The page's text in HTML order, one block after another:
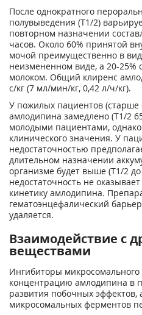
После однократного
полувыведения (T1/2)
повторном назначении
часов. Около 60% принятой
мочой преимущественно в
неизмененном виде, а 20-25%
молоком. Общий клиренс
с/кг (7 мл/мин/кг, 0,42 л/ч/кг).
У пожилых пациентов (старше
амлодипина замедлено (T1/2
молодыми пациентами,
клинического значения. У
недостаточностью
длительном назначении
организме будет выше (T1/2
недостаточность не
кинетику амлодипина.
гематоэнцефалический
удаляется.
Взаимодействие с
веществами
Ингибиторы
концентрацию амлодипина в
развития побочных эффектов,
микросомальных ферментов